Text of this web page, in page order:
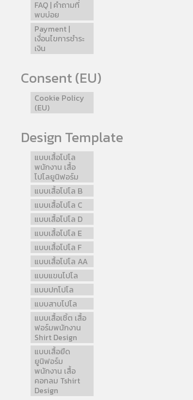
FAQ | คำถามที่
พบบ่อย
Payment |
เงื่อนไขการชำระ
เงิน
Consent (EU)
Cookie Policy
(EU)
Design Template
แบบเสื้อโปโล
พนักงาน เสื้อ
โปโลยูนิฟอร์ม
แบบเสื้อโปโล B
แบบเสื้อโปโล C
แบบเสื้อโปโล D
แบบเสื้อโปโล E
แบบเสื้อโปโล F
แบบเสื้อโปโล AA
แบบแขนโปโล
แบบปกโปโล
แบบสาบโปโล
แบบเสื้อเชิ้ต เสื้อ
ฟอร์มพนักงาน
Shirt Design
แบบเสื้อยืด
ยูนิฟอร์ม
พนักงาน เสื้อ
คอกลม Tshirt
Design